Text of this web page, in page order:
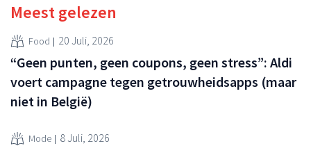
Meest gelezen
Food 20 Juli, 2026
“Geen punten, geen coupons, geen stress”: Aldi
voert campagne tegen getrouwheidsapps (maar
niet in België)
Mode 8 Juli, 2026